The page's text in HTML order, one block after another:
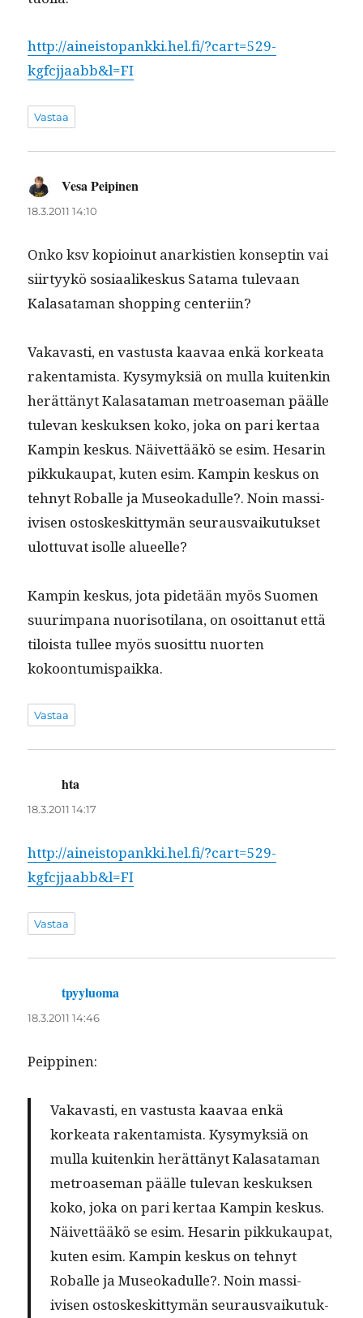
http://aineistopankki.hel.fi/?cart=529-
kgfcjjaabb&l=FI
Vastaa
Vesa Peipinen
18.3.2011 14:10
Onko ksv kopi­oin­ut anark­istien kon­septin vai
siir­tyykö sosi­aa­likeskus Sata­ma tule­vaan
Kalasa­ta­man shop­ping centeriin?
Vakavasti, en vas­tus­ta kaavaa enkä korkea­ta
rak­en­tamista. Kysymyk­siä on mul­la kuitenkin
herät­tänyt Kalasa­ta­man metroase­man päälle
tule­van keskuk­sen koko, joka on pari ker­taa
Kampin keskus. Näivet­tääkö se esim. Hesarin
pikkukau­pat, kuten esim. Kampin keskus on
tehnyt Roballe ja Museokadulle?. Noin mas­si­
ivisen ostoskeskit­tymän seu­raus­vaiku­tuk­set
ulot­tuvat isolle alueelle?
Kampin keskus, jota pide­tään myös Suomen
suurim­pana nuorisoti­lana, on osoit­tanut että
tiloista tullee myös suosit­tu nuorten
kokoontumispaikka.
Vastaa
hta
18.3.2011 14:17
http://aineistopankki.hel.fi/?cart=529-
kgfcjjaabb&l=FI
Vastaa
tpyyluoma
18.3.2011 14:46
Peip­pinen:
Vakavasti, en vas­tus­ta kaavaa enkä
korkea­ta rak­en­tamista. Kysymyk­siä on
mul­la kuitenkin herät­tänyt Kalasa­ta­man
metroase­man päälle tule­van keskuk­sen
koko, joka on pari ker­taa Kampin keskus.
Näivet­tääkö se esim. Hesarin pikkukau­pat,
kuten esim. Kampin keskus on tehnyt
Roballe ja Museokadulle?. Noin mas­si­
ivisen ostoskeskit­tymän seu­raus­vaiku­tuk­